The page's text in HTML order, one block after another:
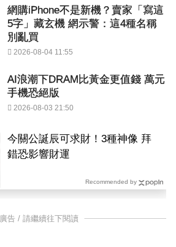
網購iPhone不是新機？賣家「寫這
5字」藏玄機 網示警：這4種名稱
別亂買
2026-08-04 11:55
AI浪潮下DRAM比黃金更值錢 萬元
手機恐絕版
2026-08-03 21:50
今關公誕辰可求財！3種神像 拜
錯恐影響財運
Recommended by
廣告 / 請繼續往下閱讀